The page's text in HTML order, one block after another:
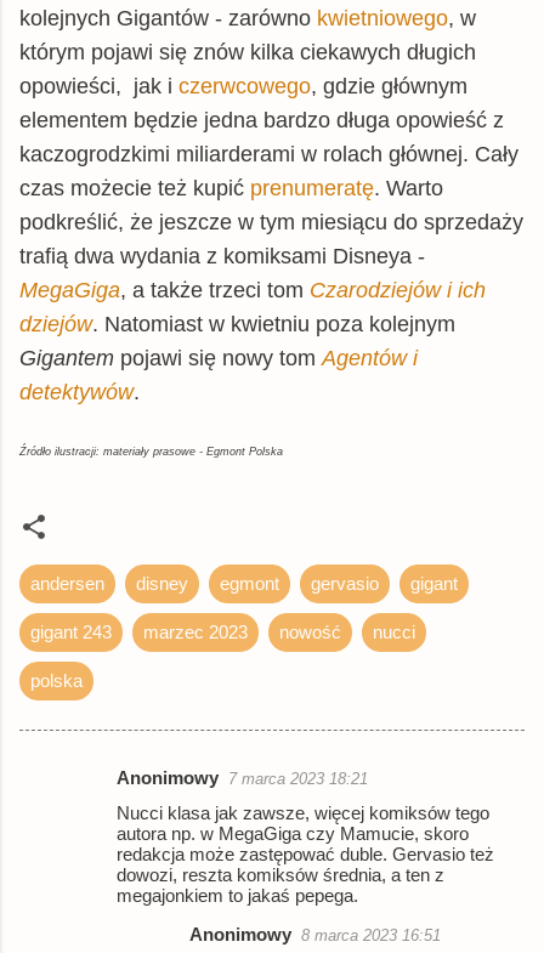
Wszystkie
Allegro
książka
21,00 zł
Empik
książka 39,99 zł
© BUY.BOX
kolejnych Gigantów - zarówno kwietniowego, w
którym pojawi się znów kilka ciekawych długich
opowieści, jak i czerwcowego, gdzie głównym
elementem będzie jedna bardzo długa opowieść z
kaczogrodzkimi miliarderami w rolach głównej. Cały
czas możecie też kupić prenumeratę. Warto
podkreślić, że jeszcze w tym miesiącu do sprzedaży
trafią dwa wydania z komiksami Disneya -
MegaGiga, a także trzeci tom Czarodziejów i ich
dziejów. Natomiast w kwietniu poza kolejnym
Gigantem pojawi się nowy tom Agentów i
detektywów.
Źródło ilustracji: materiały prasowe - Egmont Polska
andersen disney egmont gervasio gigant
gigant 243 marzec 2023 nowość nucci
polska
Anonimowy 7 marca 2023 18:21
Nucci klasa jak zawsze, więcej komiksów tego
autora np. w MegaGiga czy Mamucie, skoro
redakcja może zastępować duble. Gervasio też
dowozi, reszta komiksów średnia, a ten z
megajonkiem to jakaś pepega.
Anonimowy 8 marca 2023 16:51